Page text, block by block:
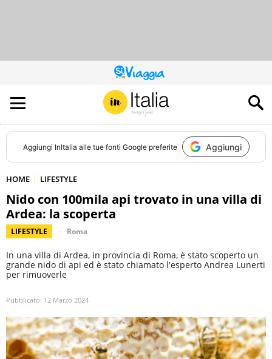
QUESTO
SITO
CONTRIBUISCE
ALL’AUDIENCE
DI
Aggiungi InItalia alle tue fonti Google preferite Aggiungi
HOME LIFESTYLE
Nido con 100mila api trovato in una villa di
Ardea: la scoperta
LIFESTYLE Roma
In una villa di Ardea, in provincia di Roma, è stato scoperto un
grande nido di api ed è stato chiamato l'esperto Andrea Lunerti
per rimuoverle
Pubblicato: 12 Marzo 2024